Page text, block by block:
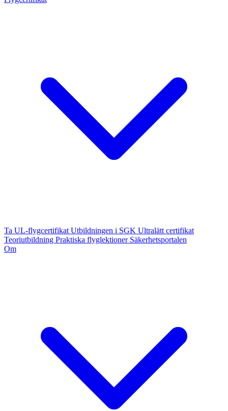
Ta UL-flygcertifikat Utbildningen i SGK Ultralätt certifikat
Teoriutbildning Praktiska flyglektioner Säkerhetsportalen
Om